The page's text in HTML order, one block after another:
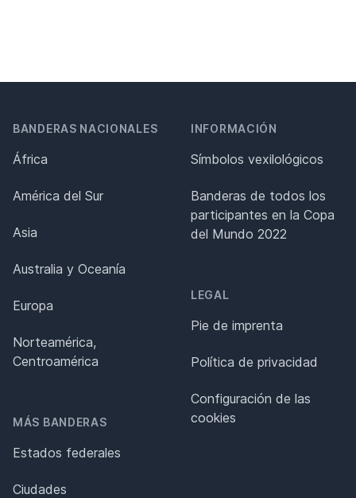
BANDERAS NACIONALES
África
América del Sur
Asia
Australia y Oceanía
Europa
Norteamérica,
Centroamérica
MÁS BANDERAS
Estados federales
Ciudades
INFORMACIÓN
Símbolos vexilológicos
Banderas de todos los
participantes en la Copa
del Mundo 2022
LEGAL
Pie de imprenta
Política de privacidad
Configuración de las
cookies